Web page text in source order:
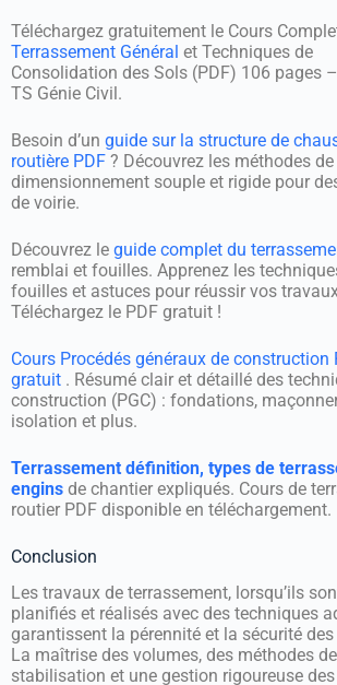
Téléchargez gratuitement le Cours
Terrassement Général et Techniques de
Consolidation des Sols (PDF) 106 pages
TS Génie Civil.
Besoin d’un guide sur la structure de
routière PDF ? Découvrez les méthodes de
dimensionnement souple et rigide pour
de voirie.
Découvrez le guide complet du
remblai et fouilles. Apprenez les
fouilles et astuces pour réussir vos
Téléchargez le PDF gratuit !
Cours Procédés généraux de construction
gratuit . Résumé clair et détaillé des
construction (PGC) : fondations,
isolation et plus.
Terrassement définition, types de
engins de chantier expliqués. Cours de
routier PDF disponible en téléchargement.
Conclusion
Les travaux de terrassement, lorsqu’ils
planifiés et réalisés avec des techniques
garantissent la pérennité et la sécurité
La maîtrise des volumes, des méthodes de
stabilisation et une gestion rigoureuse des